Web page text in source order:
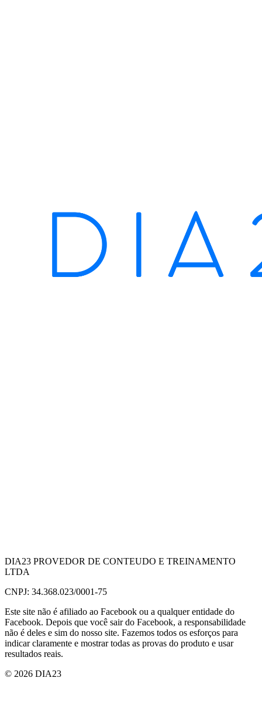
DIA23 PROVEDOR DE CONTEUDO E TREINAMENTO
LTDA
CNPJ: 34.368.023/0001-75
Este site não é afiliado ao Facebook ou a qualquer entidade do
Facebook. Depois que você sair do Facebook, a responsabilidade
não é deles e sim do nosso site. Fazemos todos os esforços para
indicar claramente e mostrar todas as provas do produto e usar
resultados reais.
© 2026 DIA23